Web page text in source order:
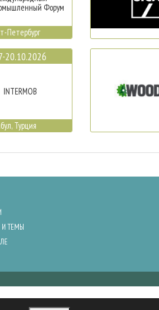
Форум
Петербург
20.10.2026
INTERMOB
Турция
И ТЕМЫ